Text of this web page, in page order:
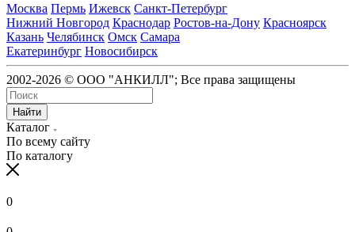
Москва Пермь Ижевск Санкт-Петербург
Нижний Новгород Краснодар Ростов-на-Дону Красноярск
Казань Челябинск Омск Самара
Екатеринбург Новосибирск
2002-2026 © ООО "АНКИЛЛ"; Все права защищены
Найти
Каталог
По всему сайту
По каталогу
0